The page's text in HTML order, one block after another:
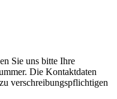
Sie uns bitte Ihre
Die Kontaktdaten
verschreibungspflichtigen